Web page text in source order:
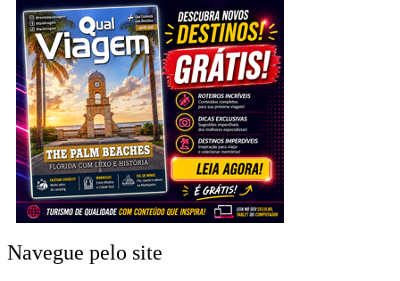
Navegue pelo site